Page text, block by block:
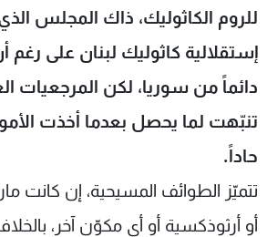
للروم الكاثوليك، ذاك المجلس
إستقلالية كاثوليك لبنان على
دائماً من سوريا، لكن المرجعيات
تنبّهت لما يحصل بعدما أخذت
حاداً.
تتميّز الطوائف المسيحية، إن كانت
أو أرثوذكسية أو أي مكوّن آخر،
لاعلاناتكم
شروط
سياسة